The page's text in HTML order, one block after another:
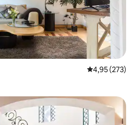
4,95 av 5 i
4,95 (273)